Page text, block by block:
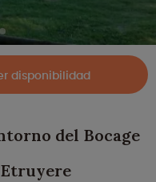
disponibilidad
del Bocage